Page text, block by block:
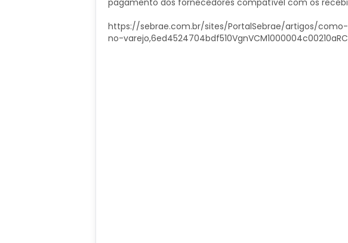
pagamento dos fornecedores compatível com os
https://sebrae.com.br/sites/PortalSebrae/artigos/
no-